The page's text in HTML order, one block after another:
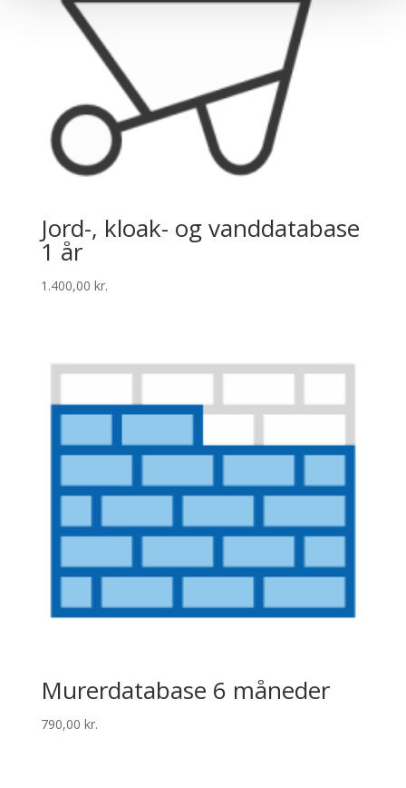
Jord-, kloak- og vanddatabase
1 år
1.400,00 kr.
Murerdatabase 6 måneder
790,00 kr.